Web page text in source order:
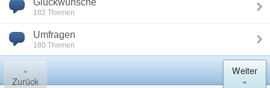
Glückwünsche
182 Themen
Umfragen
180 Themen
«
Zurück
Weiter
»